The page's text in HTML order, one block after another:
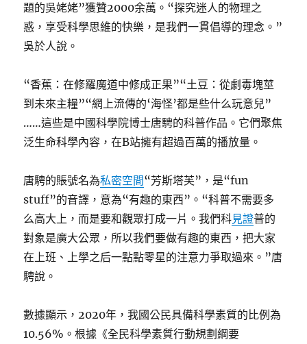
題的吳姥姥”獲贊2000余萬。“探究迷人的物理之
惑，享受科學思維的快樂，是我們一貫倡導的理念。”
吳於人說。
“香蕉：在修羅魔道中修成正果”“土豆：從劇毒塊莖
到未來主糧”“網上流傳的‘海怪’都是些什么玩意兒”
……這些是中國科學院博士唐騁的科普作品。它們聚焦
泛生命科學內容，在B站擁有超過百萬的播放量。
唐騁的賬號名為私密空間“芳斯塔芙”，是“fun
stuff”的音譯，意為“有趣的東西”。“科普不需要多
么高大上，而是要和觀眾打成一片。我們科見證普的
對象是廣大公眾，所以我們要做有趣的東西，把大家
在上班、上學之后一點點零星的注意力爭取過來。”唐
騁說。
數據顯示，2020年，我國公民具備科學素質的比例為
10.56%。根據《全民科學素質行動規劃綱要